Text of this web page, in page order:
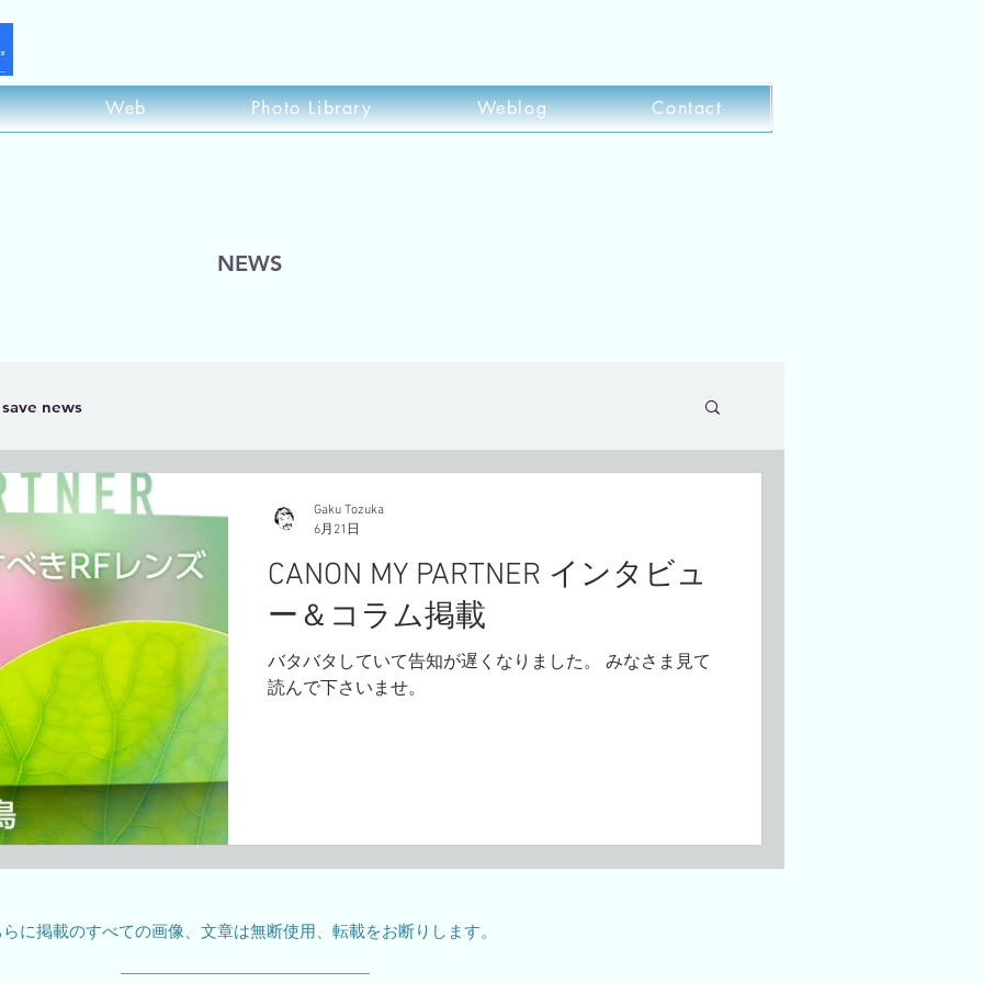
Web Photo Library Weblog Contact
NEWS
save news
CANON MY PARTNER インタビュ
ー＆コラム掲載
バタバタしていて告知が遅くなりました。 みなさま見て
読んで下さいませ。
Gaku Tozuka
6月21日
に掲載のすべての画像、文章は無断使用、転載をお断りします。